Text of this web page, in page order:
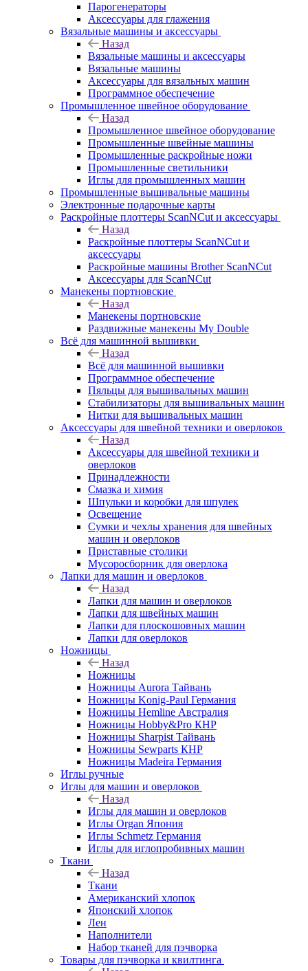
Парогенераторы
Аксессуары для глажения
Вязальные машины и аксессуары
Назад
Вязальные машины и аксессуары
Вязальные машины
Аксессуары для вязальных машин
Программное обеспечение
Промышленное швейное оборудование
Назад
Промышленное швейное оборудование
Промышленные швейные машины
Промышленные раскройные ножи
Промышленные светильники
Иглы для промышленных машин
Промышленные вышивальные машины
Электронные подарочные карты
Раскройные плоттеры ScanNCut и аксессуары
Назад
Раскройные плоттеры ScanNCut и
аксессуары
Раскройные машины Brother ScanNCut
Аксессуары для ScanNCut
Манекены портновские
Назад
Манекены портновские
Раздвижные манекены My Double
Всё для машинной вышивки
Назад
Всё для машинной вышивки
Программное обеспечение
Пяльцы для вышивальных машин
Стабилизаторы для вышивальных машин
Нитки для вышивальных машин
Аксессуары для швейной техники и оверлоков
Назад
Аксессуары для швейной техники и
оверлоков
Принадлежности
Смазка и химия
Шпульки и коробки для шпулек
Освещение
Сумки и чехлы хранения для швейных
машин и оверлоков
Приставные столики
Мусоросборник для оверлока
Лапки для машин и оверлоков
Назад
Лапки для машин и оверлоков
Лапки для швейных машин
Лапки для плоскошовных машин
Лапки для оверлоков
Ножницы
Назад
Ножницы
Ножницы Aurora Тайвань
Ножницы Konig-Paul Германия
Ножницы Hemline Австралия
Ножницы Hobby&Pro КНР
Ножницы Sharpist Тайвань
Ножницы Sewparts КНР
Ножницы Madeira Германия
Иглы ручные
Иглы для машин и оверлоков
Назад
Иглы для машин и оверлоков
Иглы Organ Япония
Иглы Schmetz Германия
Иглы для иглопробивных машин
Ткани
Назад
Ткани
Американский хлопок
Японский хлопок
Лен
Наполнители
Набор тканей для пэчворка
Товары для пэчворка и квилтинга